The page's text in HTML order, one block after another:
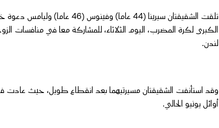
تلقت الشقيقتان سيرينا (44
الكبرى لكرة المضرب، اليوم الثلاثاء، للمشاركة معا في
لندن.
أوائل يونيو الحالي.